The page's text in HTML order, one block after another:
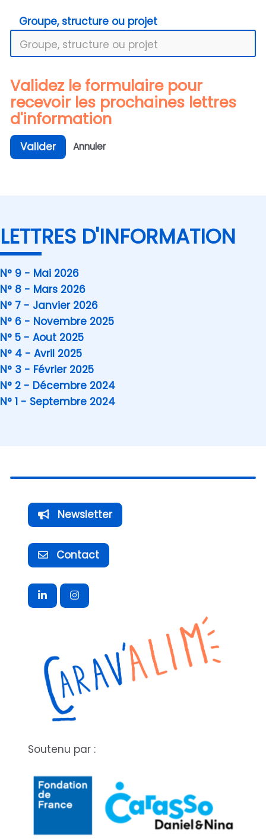
Groupe, structure ou projet
Validez le formulaire pour
recevoir les prochaines lettres
d'information
Valider Annuler
LETTRES D'INFORMATION
N° 9 - Mai 2026
N° 8 - Mars 2026
N° 7 - Janvier 2026
N° 6 - Novembre 2025
N° 5 - Aout 2025
N° 4 - Avril 2025
N° 3 - Février 2025
N° 2 - Décembre 2024
N° 1 - Septembre 2024
Newsletter
Contact
Soutenu par :